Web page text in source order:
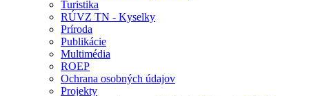
Turistika
RÚVZ TN - Kyselky
Príroda
Publikácie
Multimédia
ROEP
Ochrana osobných údajov
Projekty